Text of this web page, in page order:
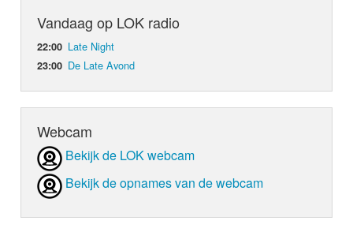
Vandaag op LOK radio
22:00 Late Night
23:00 De Late Avond
Webcam
Bekijk de LOK webcam
Bekijk de opnames van de webcam